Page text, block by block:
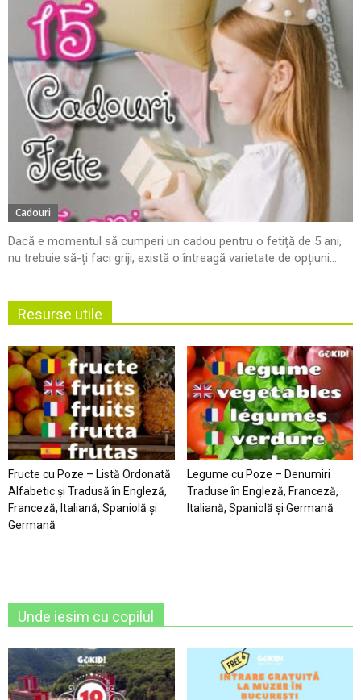
Cadouri
Dacă e momentul să cumperi un cadou pentru o fetiță de 5 ani,
nu trebuie să-ți faci griji, există o întreagă varietate de opțiuni...
Resurse utile
Fructe cu Poze – Listă Ordonată
Alfabetic şi Tradusă în Engleză,
Franceză, Italiană, Spaniolă şi
Germană
Legume cu Poze – Denumiri
Traduse în Engleză, Franceză,
Italiană, Spaniolă şi Germană
Unde iesim cu copilul